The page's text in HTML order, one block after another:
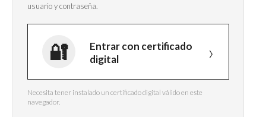
usuario y contraseña.
Entrar con certificado
digital
Necesita tener instalado un certificado digital válido en este
navegador.